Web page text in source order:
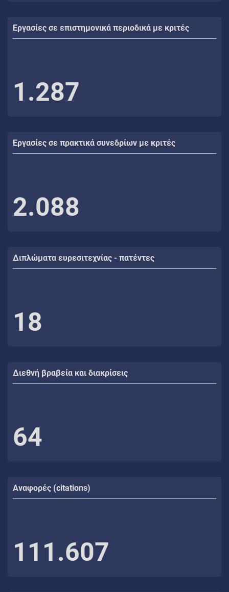
Εργασίες σε επιστημονικά περιοδικά με κριτές
1.287
Εργασίες σε πρακτικά συνεδρίων με κριτές
2.088
Διπλώματα ευρεσιτεχνίας - πατέντες
18
Διεθνή βραβεία και διακρίσεις
64
Αναφορές (citations)
111.607